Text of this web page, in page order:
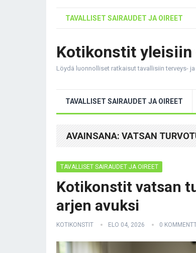
TAVALLISET SAIRAUDET JA OIREET
Kotikonstit yleisiin
Löydä luonnolliset ratkaisut tavallisiin terveys-
TAVALLISET SAIRAUDET JA OIREET
AVAINSANA: VATSAN
TAVALLISET SAIRAUDET JA OIREET
Kotikonstit vatsan
arjen avuksi
KOTIKONSTIT ELO 04, 2026 0